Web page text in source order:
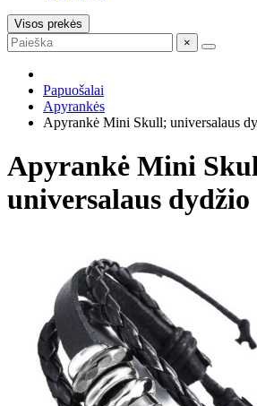
Visos prekės
×
Papuošalai
Apyrankės
Apyrankė Mini Skull; universalaus
Apyrankė Mini
universalaus dydžio